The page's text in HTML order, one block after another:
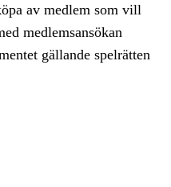
av medlem som vill
medlemsansökan
gällande spelrätten